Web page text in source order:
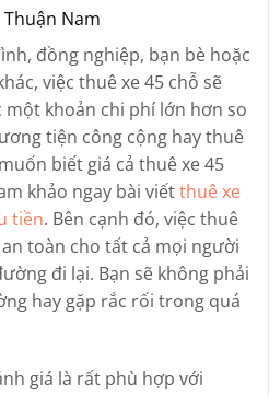
Nam
đồng nghiệp, bạn bè hoặc
việc thuê xe 45 chỗ sẽ
khoản chi phí lớn hơn so
tiện công cộng hay thuê
biết giá cả thuê xe 45
khảo ngay bài viếtthuê xe
tiền. Bên cạnh đó, việc thuê
toàn cho tất cả mọi người
đi lại. Bạn sẽ không phải
hay gặp rắc rối trong quá
giá là rất phù hợp với